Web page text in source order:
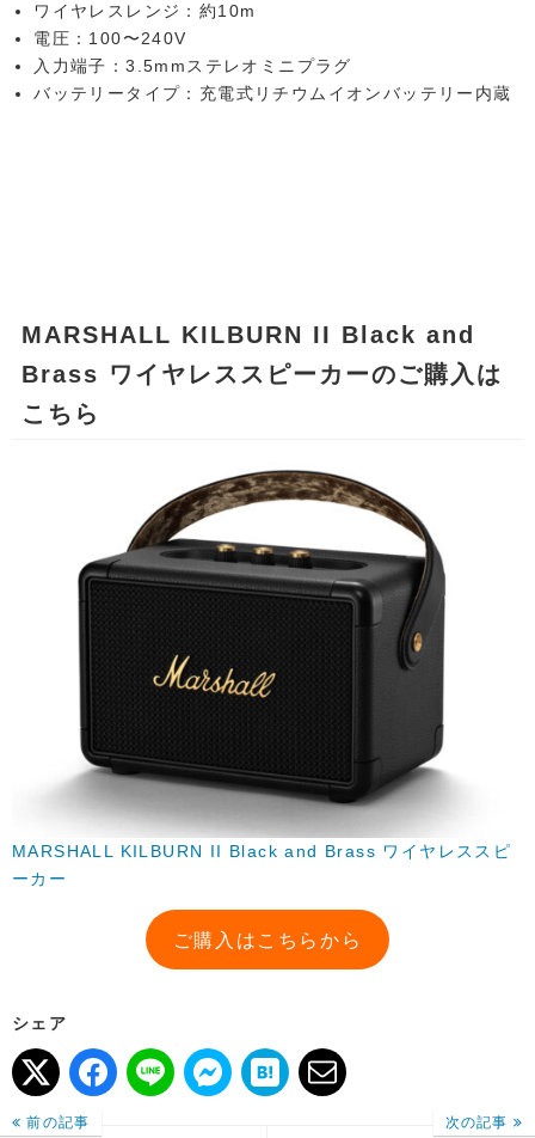
ワイヤレスレンジ：約10m
電圧：100〜240V
入力端子：3.5mmステレオミニプラグ
バッテリータイプ：充電式リチウムイオンバッテリー内蔵
MARSHALL KILBURN II Black and
Brass ワイヤレススピーカーのご購入は
こちら
MARSHALL KILBURN II Black and Brass ワイヤレススピ
ーカー
ご購入はこちらから
シェア
前の記事 次の記事